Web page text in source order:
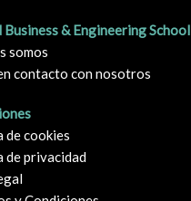
Business & Engineering School
somos
contacto con nosotros
de cookies
de privacidad